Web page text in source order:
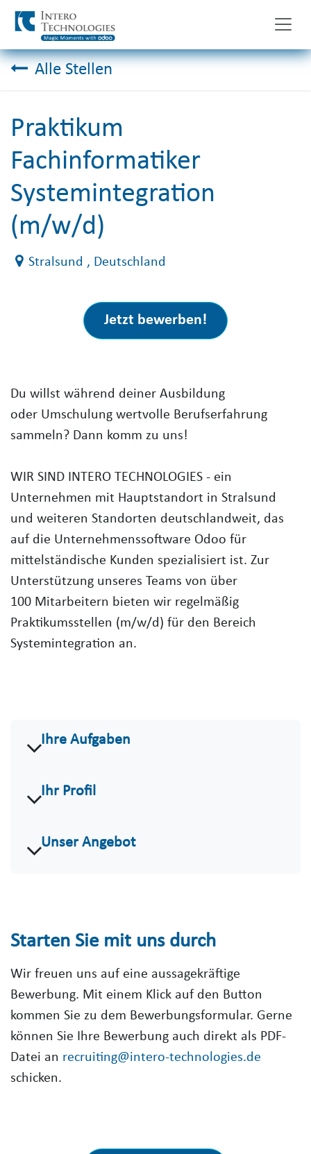
Zum Inhalt springen
Alle Stellen
Praktikum
Fachinformatiker
Systemintegration
(m/w/d)
Stralsund , Deutschland
Jetzt bewerben!
Du willst während deiner Ausbildung
oder Umschulung wertvolle Berufserfahrung
sammeln? Dann komm zu uns!
WIR SIND INTERO TECHNOLOGIES - ein
Unternehmen mit Hauptstandort in Stralsund
und weiteren Standorten deutschlandweit, das
auf die Unternehmenssoftware Odoo für
mittelständische Kunden spezialisiert ist. Zur
Unterstützung unseres Teams von über
100 Mitarbeitern bieten wir regelmäßig
Praktikumsstellen (m/w/d) für den Bereich
Systemintegration an.
Ihre Aufgaben
Ihr Profil
Unser Angebot
Starten Sie mit uns durch
Wir freuen uns auf eine aussagekräftige
Bewerbung. Mit einem Klick auf den Button
kommen Sie zu dem Bewerbungsformular. Gerne
können Sie Ihre Bewerbung auch direkt als PDF-
Datei an recruiting@intero-technologies.de
schicken.